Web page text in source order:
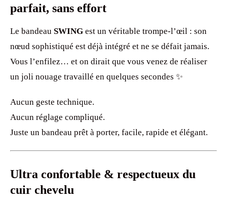
parfait, sans effort
Le bandeau SWING est un véritable trompe-l’œil : son
nœud sophistiqué est déjà intégré et ne se défait jamais.
Vous l’enfilez… et on dirait que vous venez de réaliser
un joli nouage travaillé en quelques secondes ✨
Aucun geste technique.
Aucun réglage compliqué.
Juste un bandeau prêt à porter, facile, rapide et élégant.
Ultra confortable & respectueux du
cuir chevelu